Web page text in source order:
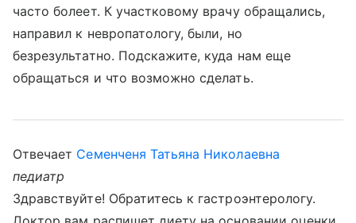
часто болеет. К участковому врачу обращались,
направил к невропатологу, были, но
безрезультатно. Подскажите, куда нам еще
обращаться и что возможно сделать.
Отвечает Семенченя Татьяна Николаевна
педиатр
Здравствуйте! Обратитесь к гастроэнтерологу.